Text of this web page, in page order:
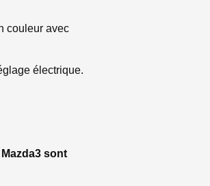
couleur avec
électrique.
sont